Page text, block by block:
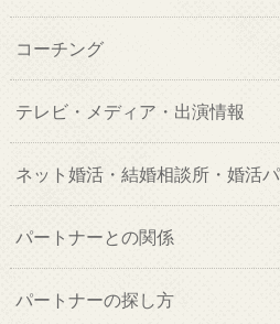
コーチング
テレビ・メディア・出演情報
ネット婚活・結婚相談所・婚活
パートナーとの関係
パートナーの探し方